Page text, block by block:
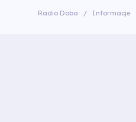
Radio Doba / Informacje